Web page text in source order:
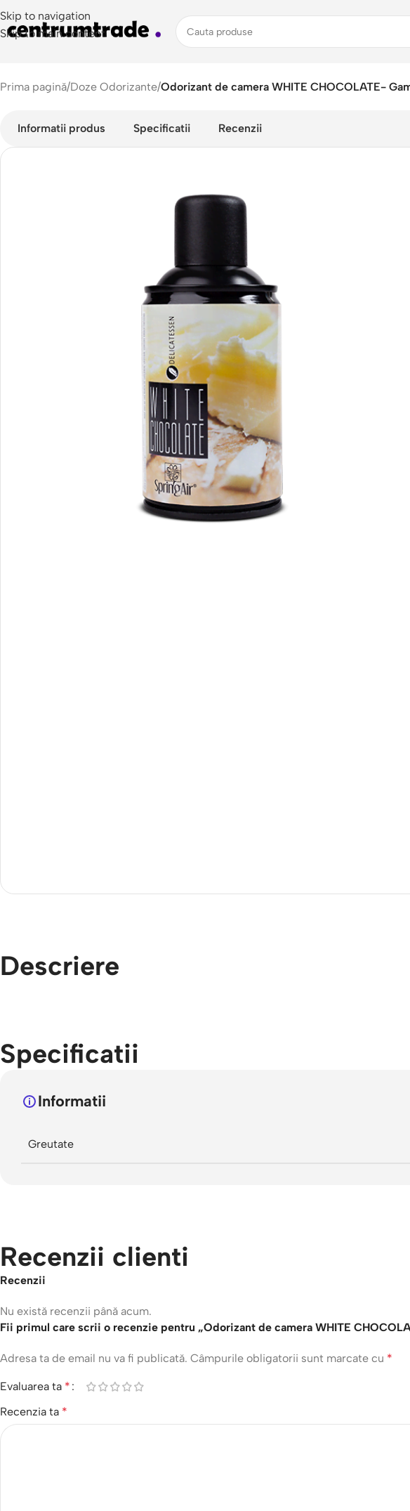
Skip to navigation
Skip to main content
Prima pagină/Doze Odorizante/Odorizant de camera WHITE CHOCOLATE-
Informatii produs Specificatii Recenzii
Descriere
Specificatii
Informatii
Greutate
Recenzii clienti
Recenzii
Nu există recenzii până acum.
Fii primul care scrii o recenzie pentru „Odorizant de camera WHITE
Adresa ta de email nu va fi publicată. Câmpurile obligatorii sunt marcate cu *
Evaluarea ta *
Recenzia ta *